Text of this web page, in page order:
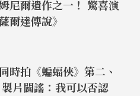
尼爾遺作之一！ 驚喜演
爾達傳說》
時拍《蝙蝠俠》第二、
片闢謠：我可以否認